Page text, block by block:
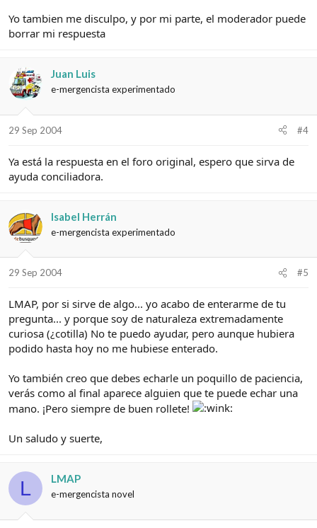
Yo tambien me disculpo, y por mi parte, el moderador puede
borrar mi respuesta
Juan Luis
e-mergencista experimentado
29 Sep 2004 #4
Ya está la respuesta en el foro original, espero que sirva de
ayuda conciliadora.
Isabel Herrán
e-mergencista experimentado
29 Sep 2004 #5
LMAP, por si sirve de algo... yo acabo de enterarme de tu
pregunta... y porque soy de naturaleza extremadamente
curiosa (¿cotilla) No te puedo ayudar, pero aunque hubiera
podido hasta hoy no me hubiese enterado.
Yo también creo que debes echarle un poquillo de paciencia,
verás como al final aparece alguien que te puede echar una
mano. ¡Pero siempre de buen rollete!
Un saludo y suerte,
L LMAP
e-mergencista novel